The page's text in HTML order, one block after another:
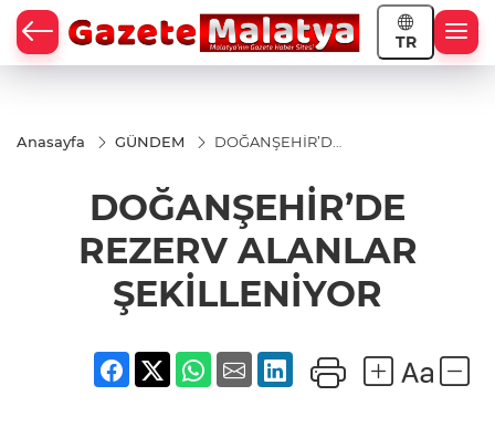
TR
Anasayfa GÜNDEM
DOĞANŞEHİR’DE
ŞEKİLLENİYOR
DOĞANŞEHİR’DE
REZERV ALANLAR
ŞEKİLLENİYOR